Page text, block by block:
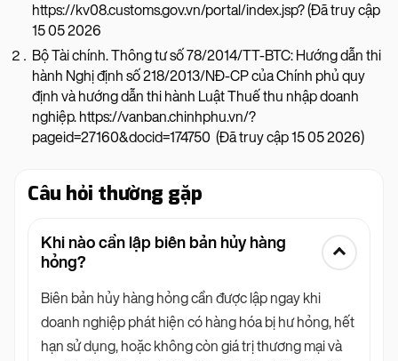
https://kv08.customs.gov.vn/portal/index.jsp? (Đã truy cập
15 05 2026
Bộ Tài chính. Thông tư số 78/2014/TT-BTC: Hướng dẫn thi
hành Nghị định số 218/2013/NĐ-CP của Chính phủ quy
định và hướng dẫn thi hành Luật Thuế thu nhập doanh
nghiệp. https://vanban.chinhphu.vn/?
pageid=27160&docid=174750 (Đã truy cập 15 05 2026)
Câu hỏi thường gặp
Khi nào cần lập biên bản hủy hàng
hỏng?
Biên bản hủy hàng hỏng cần được lập ngay khi
doanh nghiệp phát hiện có hàng hóa bị hư hỏng, hết
hạn sử dụng, hoặc không còn giá trị thương mại và